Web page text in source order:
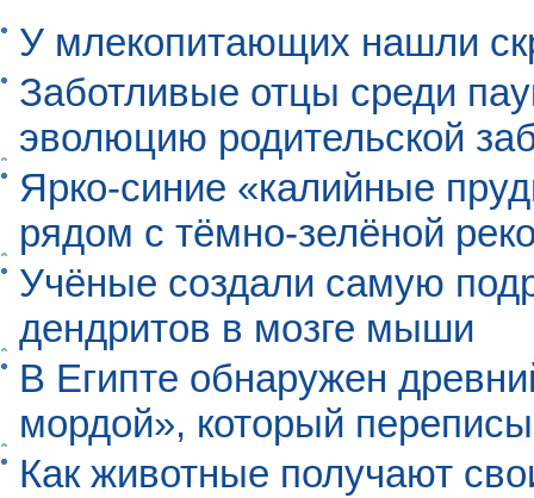
У млекопитающих нашли
Заботливые отцы среди
эволюцию родительской
Ярко-синие «калийные
рядом с тёмно-зелёной
Учёные создали самую
дендритов в мозге мыши
В Египте обнаружен
мордой», который
Как животные получают